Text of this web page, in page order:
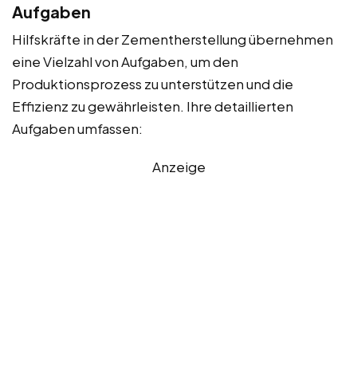
Aufgaben
Hilfskräfte in der Zementherstellung übernehmen
eine Vielzahl von Aufgaben, um den
Produktionsprozess zu unterstützen und die
Effizienz zu gewährleisten. Ihre detaillierten
Aufgaben umfassen:
Anzeige